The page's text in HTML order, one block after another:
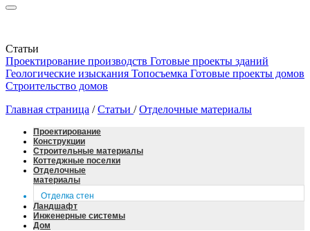
Статьи
Проектирование производств Готовые проекты зданий
Геологические изыскания Топосъемка Готовые проекты домов
Строительство домов
Главная страница / Статьи / Отделочные материалы
Проектирование
Конструкции
Строительные материалы
Коттеджные поселки
Отделочные
материалы
Отделка стен
Ландшафт
Инженерные системы
Дом